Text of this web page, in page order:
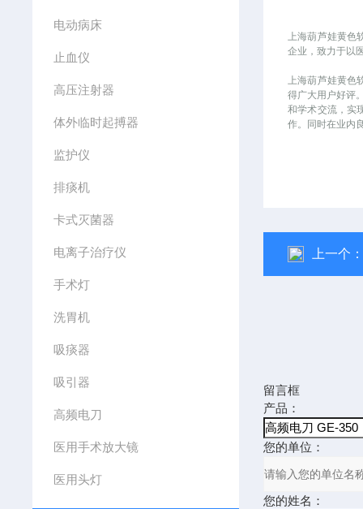
电动病床
止血仪
高压注射器
体外临时起搏器
监护仪
排痰机
卡式灭菌器
电离子治疗仪
手术灯
洗胃机
吸痰器
吸引器
高频电刀
医用手术放大镜
医用头灯
上海葫芦娃黄色
企业，致力于以
上海葫芦娃黄色
得广大用户好评
和学术交流，实
作。同时在业内
上一个
留言框
产品：
您的单位：
您的姓名：